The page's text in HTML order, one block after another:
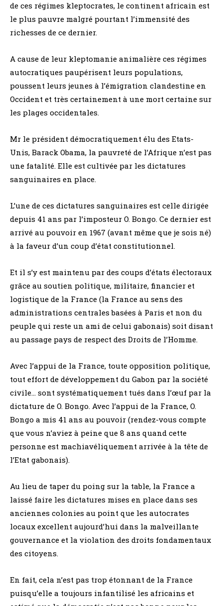
de ces régimes kleptocrates, le continent africain est
le plus pauvre malgré pourtant l’immensité des
richesses de ce dernier.
A cause de leur kleptomanie animalière ces régimes
autocratiques paupérisent leurs populations,
poussent leurs jeunes à l’émigration clandestine en
Occident et très certainement à une mort certaine sur
les plages occidentales.
Mr le président démocratiquement élu des Etats-
Unis, Barack Obama, la pauvreté de l’Afrique n’est pas
une fatalité. Elle est cultivée par les dictatures
sanguinaires en place.
L’une de ces dictatures sanguinaires est celle dirigée
depuis 41 ans par l’imposteur O. Bongo. Ce dernier est
arrivé au pouvoir en 1967 (avant même que je sois né)
à la faveur d’un coup d’état constitutionnel.
Et il s’y est maintenu par des coups d’états électoraux
grâce au soutien politique, militaire, financier et
logistique de la France (la France au sens des
administrations centrales basées à Paris et non du
peuple qui reste un ami de celui gabonais) soit disant
au passage pays de respect des Droits de l’Homme.
Avec l’appui de la France, toute opposition politique,
tout effort de développement du Gabon par la société
civile… sont systématiquement tués dans l’œuf par la
dictature de O. Bongo. Avec l’appui de la France, O.
Bongo a mis 41 ans au pouvoir (rendez-vous compte
que vous n’aviez à peine que 8 ans quand cette
personne est machiavéliquement arrivée à la tête de
l’Etat gabonais).
Au lieu de taper du poing sur la table, la France a
laissé faire les dictatures mises en place dans ses
anciennes colonies au point que les autocrates
locaux excellent aujourd’hui dans la malveillante
gouvernance et la violation des droits fondamentaux
des citoyens.
En fait, cela n’est pas trop étonnant de la France
puisqu’elle a toujours infantilisé les africains et